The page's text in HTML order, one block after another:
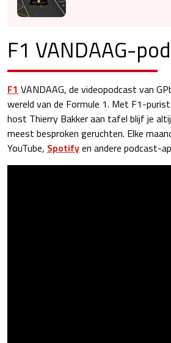
F1 VANDAAG-
F1 VANDAAG, de videopodcast van
wereld van de Formule 1. Met F1-
host Thierry Bakker aan tafel blijf je
meest besproken geruchten. Elke
YouTube, Spotifyen andere podcast-